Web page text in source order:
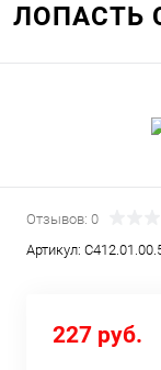
ЛОПАСТЬ
Отзывов: 0
Артикул:
227 руб.